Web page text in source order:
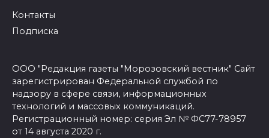
Контакты
Подписка
ООО "Редакция газеты "Морозовский вестник" Сайт
зарегистрирован Федеральной службой по
надзору в сфере связи, информационных
технологий и массовых коммуникаций.
Регистрационный номер: серия Эл № ФС77-78957
от 14 августа 2020 г.